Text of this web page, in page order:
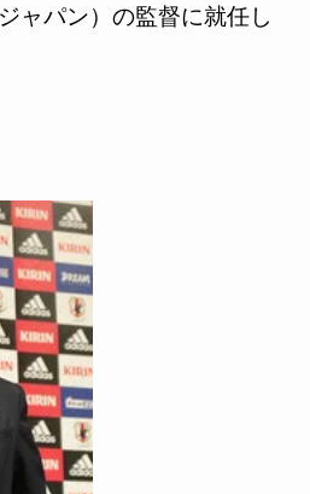
ャパン）の監督に就任し